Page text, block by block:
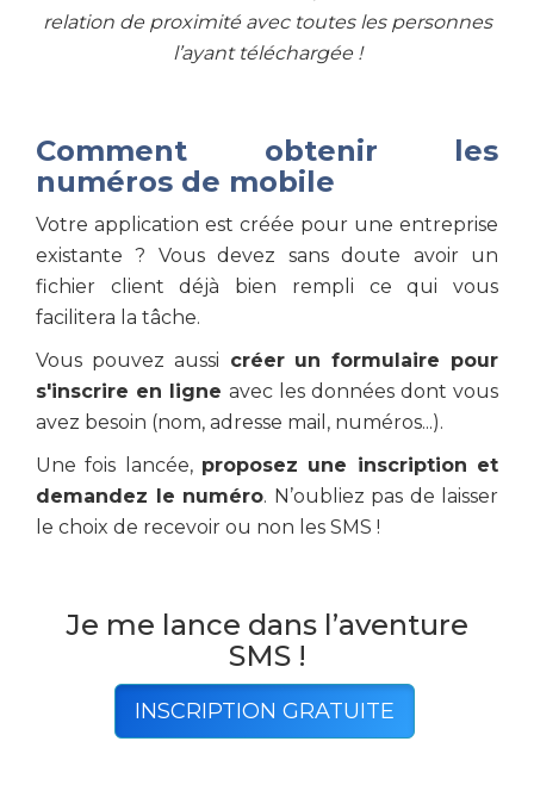
relation de proximité avec toutes les personnes
l’ayant téléchargée !
Comment obtenir les
numéros de mobile
Votre application est créée pour une entreprise
existante ? Vous devez sans doute avoir un
fichier client déjà bien rempli ce qui vous
facilitera la tâche.
Vous pouvez aussi créer un formulaire pour
s'inscrire en ligne avec les données dont vous
avez besoin (nom, adresse mail, numéros...).
Une fois lancée, proposez une inscription et
demandez le numéro. N’oubliez pas de laisser
le choix de recevoir ou non les SMS !
Je me lance dans l’aventure
SMS !
INSCRIPTION GRATUITE